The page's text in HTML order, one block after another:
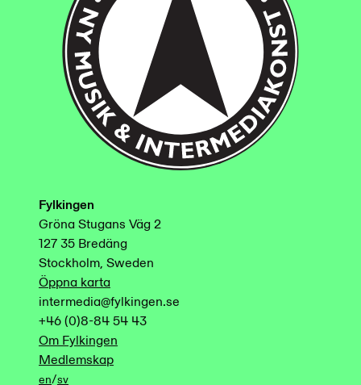
Fylkingen
Gröna Stugans Väg 2
127 35 Bredäng
Stockholm, Sweden
Öppna karta
intermedia@fylkingen.se
+46 (0)8-84 54 43
Om Fylkingen
Medlemskap
en/sv